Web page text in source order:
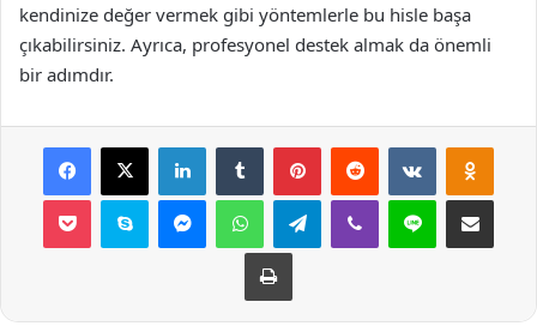
kendinize değer vermek gibi yöntemlerle bu hisle başa
çıkabilirsiniz. Ayrıca, profesyonel destek almak da önemli
bir adımdır.
Facebook
X LinkedInTumblr PinterestReddit VKontakte
Pocket Skype MessengerWhatsAppTelegramViber Line E-Posta ile
Yazdır